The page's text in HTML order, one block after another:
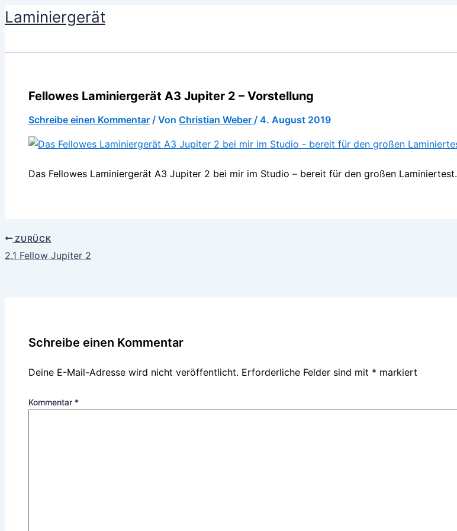
Zum
Inhalt
Laminiergerät
Fellowes Laminiergerät A3 Jupiter 2 – Vorstellung
Schreibe einen Kommentar / Von Christian Weber / 4. August 2019
Das Fellowes Laminiergerät A3 Jupiter 2 bei mir im Studio – bereit für den großen Laminiertest.
ZURÜCK
2.1 Fellow Jupiter 2
Schreibe einen Kommentar
Deine E-Mail-Adresse wird nicht veröffentlicht. Erforderliche Felder sind mit * markiert
Kommentar *